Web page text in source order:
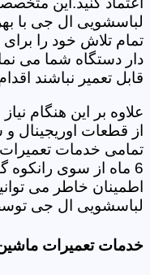
لباسشویی ال جی با
تمام تلاش خود را
دار دستگاه شما می
قابل تعمیر نباشند
علاوه بر این هنگام
از قطعات اوریجینال
تمامی خدمات
6 ماه از سوی رانکوه
اطمینان خاطر می
لباسشویی ال جی توسط
خدمات تعمیرات